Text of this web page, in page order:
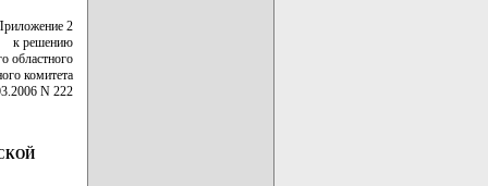
2
к решению
областного
комитета
N 222